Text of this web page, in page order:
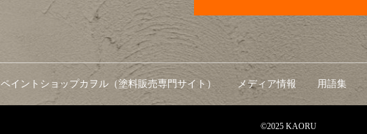
ペイントショップカヲル（塗料販売専門サイト） メディア情報 用語集
©2025 KAORU